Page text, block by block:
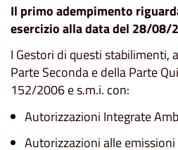
Il primo adempimento
esercizio alla data del 28/08/
I Gestori di questi stabilimenti,
Parte Seconda e della Parte
152/2006 e s.m.i. con:
Autorizzazioni Integrate
Autorizzazioni alle